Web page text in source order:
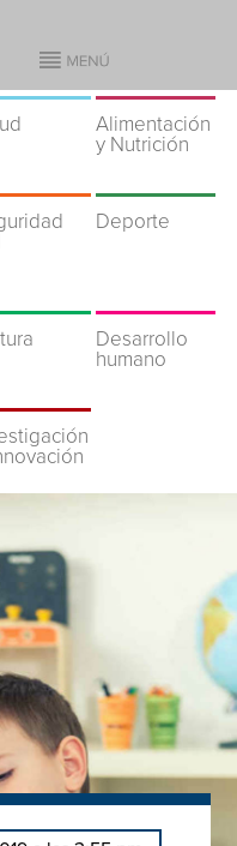
Alimentación
y Nutrición
Deporte
Desarrollo
humano